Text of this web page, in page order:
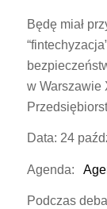
Będę miał
w Warszawie
Data: 24
Agenda:
Podczas